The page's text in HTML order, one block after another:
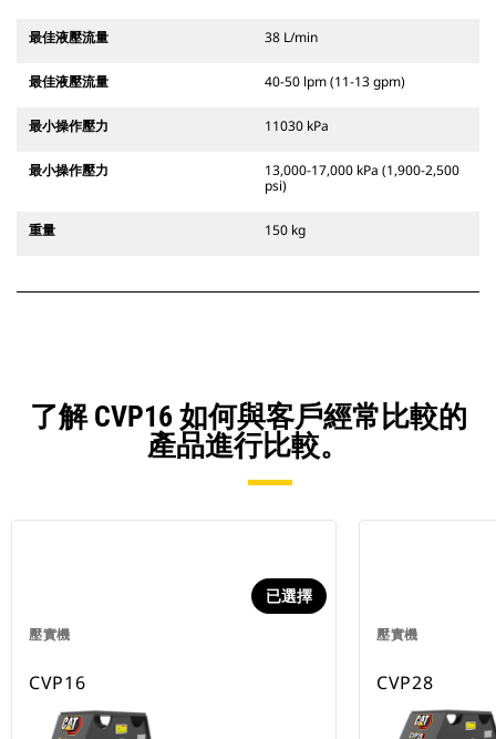
最佳液壓流量 38 L/min
最佳液壓流量 40-50 lpm (11-13 gpm)
最小操作壓力 11030 kPa
最小操作壓力
13,000-17,000 kPa (1,900-2,500
psi)
重量 150 kg
了解 CVP16 如何與客戶經常比較的
產品進行比較。
壓實機
已選擇
CVP16
壓實機
CVP28